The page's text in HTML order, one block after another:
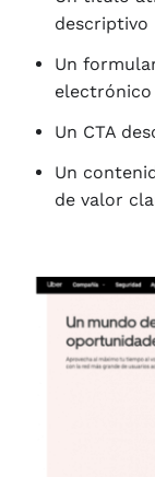
descriptivo
Un
electrónico
Un CTA
Un
de valor